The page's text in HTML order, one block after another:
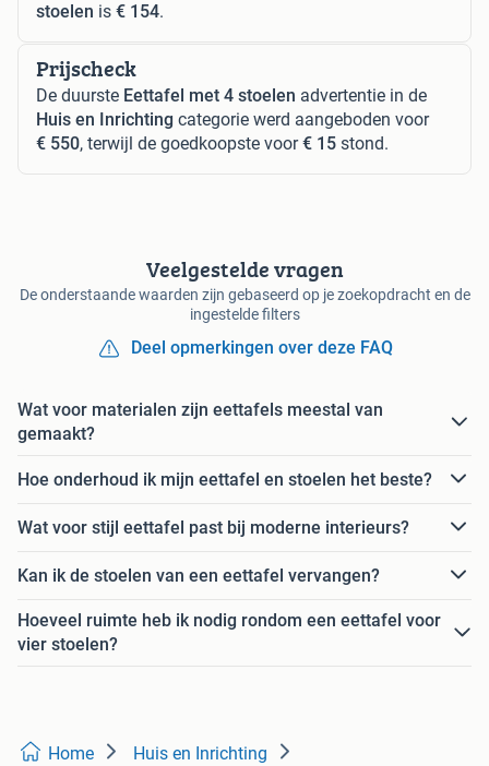
stoelen is € 154.
Prijscheck
De duurste Eettafel met 4 stoelen advertentie in de
Huis en Inrichting categorie werd aangeboden voor
€ 550, terwijl de goedkoopste voor€ 15 stond.
Veelgestelde vragen
De onderstaande waarden zijn gebaseerd op je zoekopdracht en de
ingestelde filters
Deel opmerkingen over deze FAQ
Wat voor materialen zijn eettafels meestal van
gemaakt?
Hoe onderhoud ik mijn eettafel en stoelen het beste?
Wat voor stijl eettafel past bij moderne interieurs?
Kan ik de stoelen van een eettafel vervangen?
Hoeveel ruimte heb ik nodig rondom een eettafel voor
vier stoelen?
Home Huis en Inrichting